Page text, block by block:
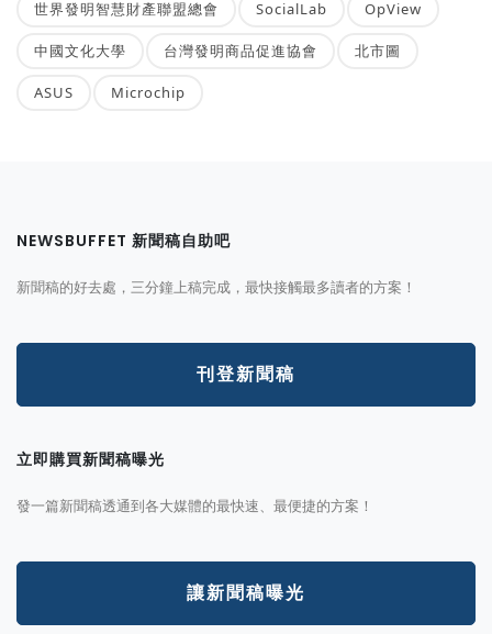
世界發明智慧財產聯盟總會 SocialLab OpView
中國文化大學 台灣發明商品促進協會 北市圖
ASUS Microchip
NEWSBUFFET 新聞稿自助吧
新聞稿的好去處，三分鐘上稿完成，最快接觸最多讀者的方案！
刊登新聞稿
立即購買新聞稿曝光
發一篇新聞稿透通到各大媒體的最快速、最便捷的方案！
讓新聞稿曝光